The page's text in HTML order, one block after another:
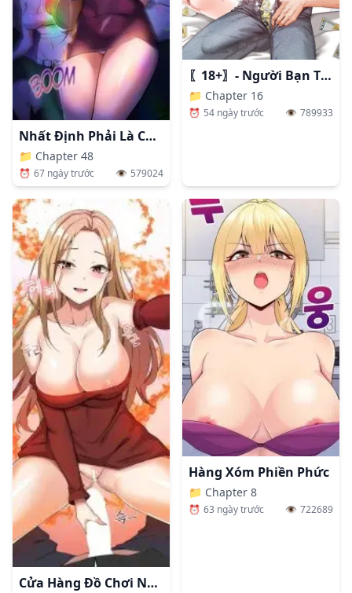
Nhất Định Phải Là Chị Ấy
📁 Chapter 48
⏰ 67 ngày trước 👁️ 579024
〖18+〗- Người Bạn Thanh Mai Trúc Mã Tính Theo Giá Thị Trường
📁 Chapter 16
⏰ 54 ngày trước 👁️ 789933
Cửa Hàng Đồ Chơi Người Lớn Ở Thế Giới Lạ
Hàng Xóm Phiền Phức
📁 Chapter 8
⏰ 63 ngày trước 👁️ 722689